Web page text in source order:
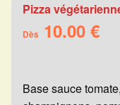
Pizza
Dès 10.00 €
Base sauce